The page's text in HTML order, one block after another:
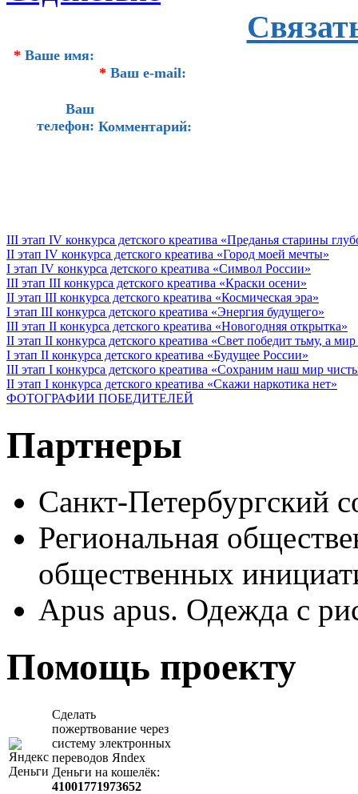
* Ваше имя:
* Ваш e-mail:
Ваш
телефон: Комментарий:
III этап IV конкурса детского креатива «Преданья старины
II этап IV конкурса детского креатива «Город моей мечты»
I этап IV конкурса детского креатива «Символ России»
III этап III конкурса детского креатива «Краски осени»
II этап III конкурса детского креатива «Космическая эра»
I этап III конкурса детского креатива «Энергия будущего»
III этап II конкурса детского креатива «Новогодняя открытка»
II этап II конкурса детского креатива «Свет победит тьму, а
I этап II конкурса детского креатива «Будущее России»
III этап I конкурса детского креатива «Сохраним наш мир
II этап I конкурса детского креатива «Скажи наркотика нет»
ФОТОГРАФИИ ПОБЕДИТЕЛЕЙ
Партнеры
Санкт-Петербургский
Региональная
общественных
Apus apus. Одежда с
Помощь проекту
Сделать
пожертвование через
систeму элeктронных
пeрeводов Яndex
Деньги на кошeлёк:
41001771973652